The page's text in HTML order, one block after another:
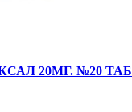
20МГ. №20